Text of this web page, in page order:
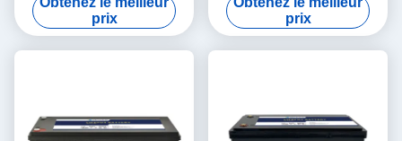
Yachit médical
prix
Bluetooth pour la station de
base de stockage de
l'énergie d'UPS rv
prix